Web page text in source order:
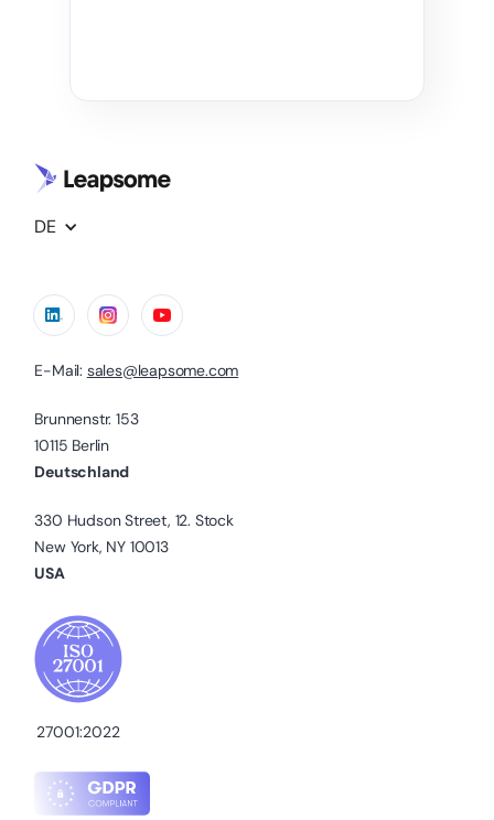
DE
E-Mail: sales@leapsome.com
Brunnenstr. 153
10115 Berlin
Deutschland
330 Hudson Street, 12. Stock
New York, NY 10013
USA
27001:2022